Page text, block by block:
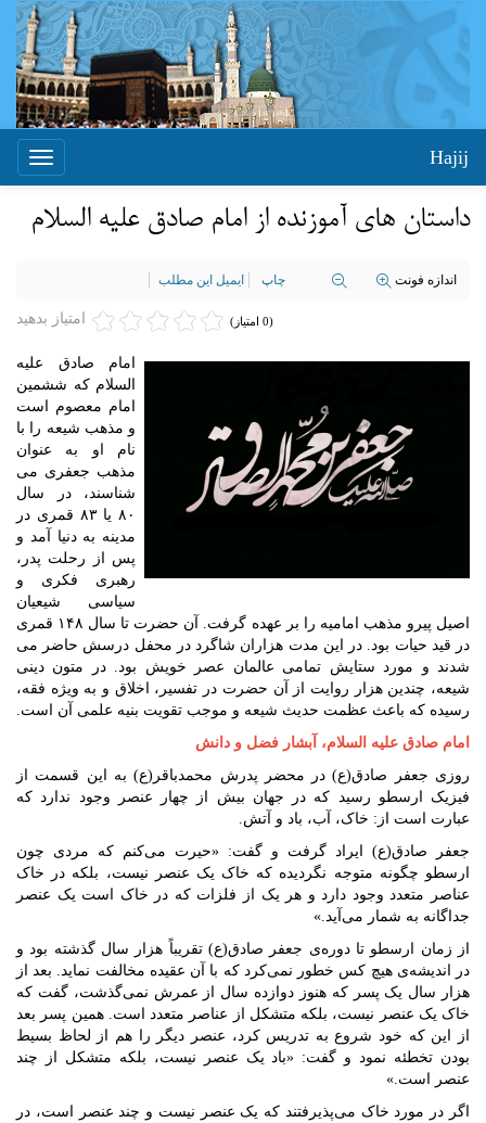
Toggle
Hajij
داستان های آموزنده از امام صادق علیه السلام
اندازه فونت چاپ ایمیل این مطلب
امتیاز بدهید (0 امتیاز)
امام صادق علیه
السلام که ششمین
امام معصوم است
و مذهب شیعه را با
نام او به عنوان
مذهب جعفری می
شناسند، در سال
۸۰ یا ۸۳ قمری در
مدینه به دنیا آمد و
پس از رحلت پدر،
رهبری فکری و
سیاسی شیعیان
اصیل پیرو مذهب امامیه را بر عهده گرفت. آن حضرت تا سال ۱۴۸ قمری
در قید حیات بود. در این مدت هزاران شاگرد در محفل درسش حاضر می
شدند و مورد ستایش تمامی عالمان عصر خویش بود. در متون دینی
شیعه، چندین هزار روایت از آن حضرت در تفسیر، اخلاق و به ویژه فقه،
رسیده که باعث عظمت حدیث شیعه و موجب تقویت بنیه علمی آن است.
امام صادق علیه السلام، آبشار فضل و دانش
روزی جعفر صادق(ع) در محضر پدرش محمدباقر(ع) به این قسمت از
فیزیک ارسطو رسید که در جهان بیش از چهار عنصر وجود ندارد که
عبارت است از: خاک، آب،‌ باد و آتش.
جعفر صادق(ع) ایراد گرفت و گفت: «حیرت می‌‌کنم که مردی چون
ارسطو چگونه متوجه نگردیده که خاک یک عنصر نیست، بلکه در خاک
عناصر متعدد وجود دارد و هر یک از فلزات که در خاک است یک عنصر
جداگانه به شمار می‌آید.»
از زمان ارسطو تا دوره‌ی جعفر صادق(ع) تقریباً هزار سال گذشته بود و
در اندیشه‌ی هیچ کس خطور نمی‌کرد که با آن عقیده مخالفت نماید. بعد از
هزار سال یک پسر که هنوز دوازده سال از عمرش نمی‌گذشت، گفت که
خاک یک عنصر نیست، بلکه متشکل از عناصر متعدد است. همین پسر بعد
از این که خود شروع به تدریس کرد، عنصر دیگر را هم از لحاظ بسیط
بودن تخطئه نمود و گفت: «باد یک عنصر نیست، بلکه متشکل از چند
عنصر است.»
اگر در مورد خاک می‌پذیرفتند که یک عنصر نیست و چند عنصر است، در